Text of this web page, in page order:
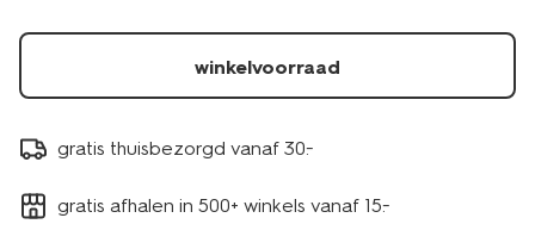
winkelvoorraad
gratis thuisbezorgd vanaf 30.-
gratis afhalen in 500+ winkels vanaf 15.-